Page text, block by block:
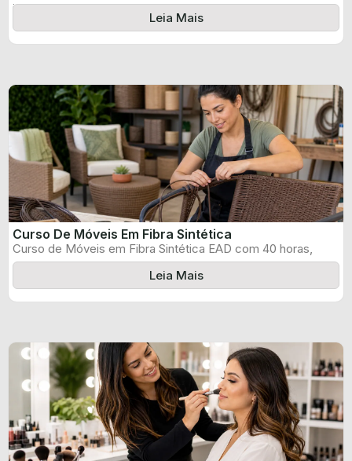
informado pelo produtor ...
Leia Mais
Curso De Móveis Em Fibra Sintética
Curso de Móveis em Fibra Sintética EAD com 40 horas,
certificado informado pelo ...
Leia Mais